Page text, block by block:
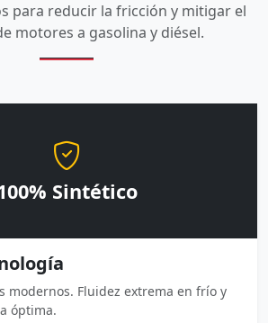
para reducir la fricción y mitigar el
motores a gasolina y diésel.
Sintético
modernos. Fluidez extrema en frío y
óptima.